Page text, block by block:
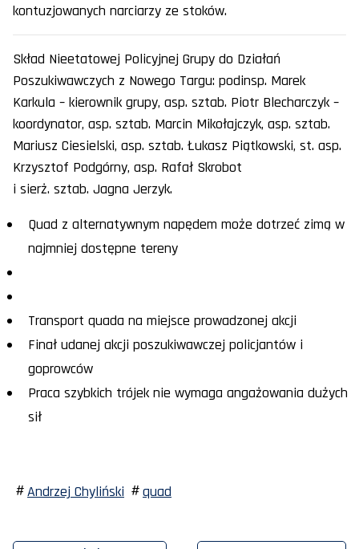
kontuzjowanych narciarzy ze stoków.
Skład Nieetatowej Policyjnej Grupy do Działań
Poszukiwawczych z Nowego Targu: podinsp. Marek
Karkula – kierownik grupy, asp. sztab. Piotr Blecharczyk –
koordynator, asp. sztab. Marcin Mikołajczyk, asp. sztab.
Mariusz Ciesielski, asp. sztab. Łukasz Piątkowski, st. asp.
Krzysztof Podgórny, asp. Rafał Skrobot
i sierż. sztab. Jagna Jerzyk.
Quad z alternatywnym napędem może dotrzeć zimą w
najmniej dostępne tereny
Transport quada na miejsce prowadzonej akcji
Finał udanej akcji poszukiwawczej policjantów i
goprowców
Praca szybkich trójek nie wymaga angażowania dużych
sił
Andrzej Chyliński quad